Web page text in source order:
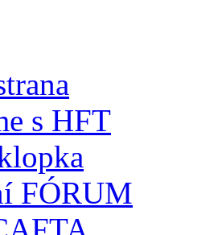
s HFT
FÓRUM